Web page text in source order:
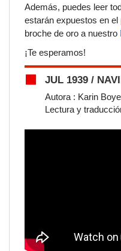
Además, puedes leer
estarán expuestos en el
broche de oro a nuestro
¡Te esperamos!
JUL 1939 /
Autora : Karin Boye
Lectura y